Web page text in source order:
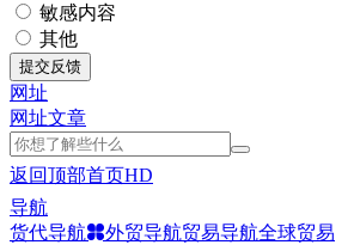
敏感内容
其他
提交反馈
网址
网址文章
返回顶部首页HD
导航
货代导航
外贸导航贸易导航全球贸易